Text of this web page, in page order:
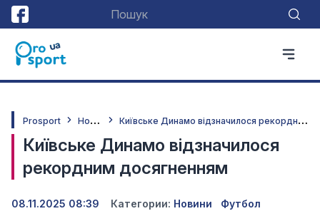
Prosport Н
овини К
иївське Динамо відзначилося рекордним досягненням
Київське Динамо відзначилося
рекордним досягненням
08.11.2025 08:39 Категории: Новини Футбол